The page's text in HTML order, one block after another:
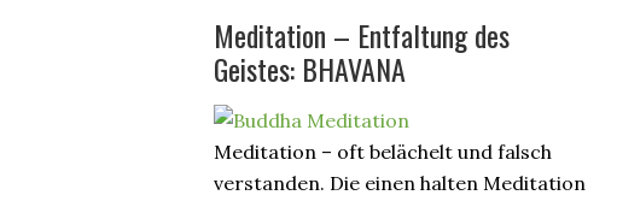
Meditation – Entfaltung des
Geistes: BHAVANA
Meditation – oft belächelt und falsch
verstanden. Die einen halten Meditation